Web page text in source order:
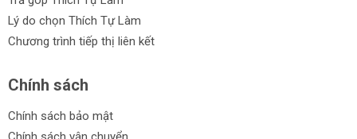
Lý do chọn Thích Tự Làm
Chương trình tiếp thị liên kết
Chính sách
Chính sách bảo mật